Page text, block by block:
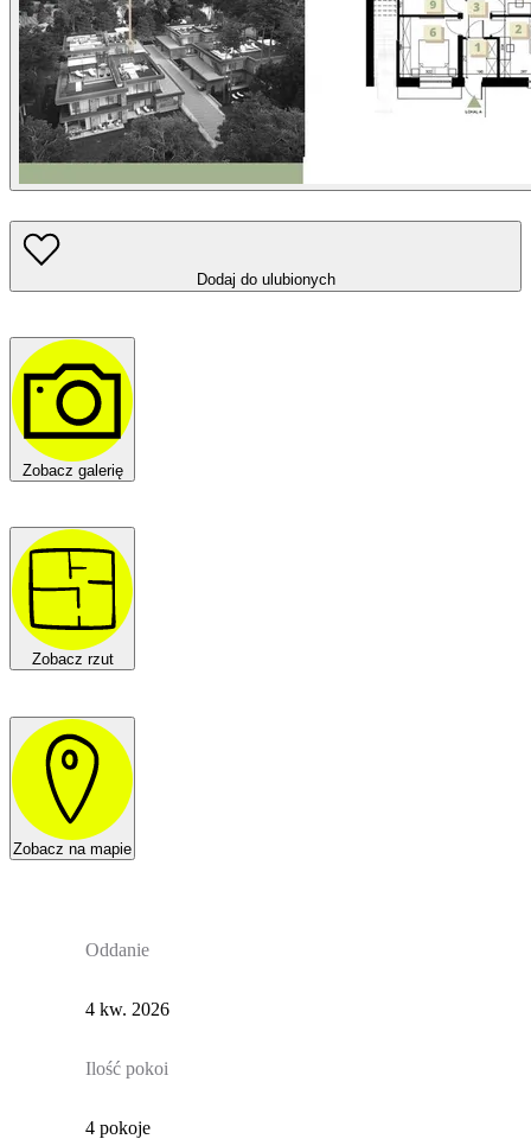
Dodaj do ulubionych
Zobacz galerię
Zobacz rzut
Zobacz na mapie
Oddanie
4 kw. 2026
Ilość pokoi
4 pokoje